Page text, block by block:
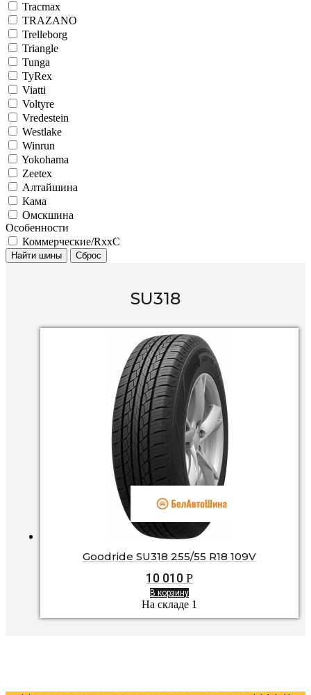
Tracmax
TRAZANO
Trelleborg
Triangle
Tunga
TyRex
Viatti
Voltyre
Vredestein
Westlake
Winrun
Yokohama
Zeetex
Алтайшина
Кама
Омскшина
Особенности
Коммерческие/RxxC
Найти шины Сброс
SU318
Goodride SU318 255/55 R18 109V
10 010 Р
В корзину
На складе 1